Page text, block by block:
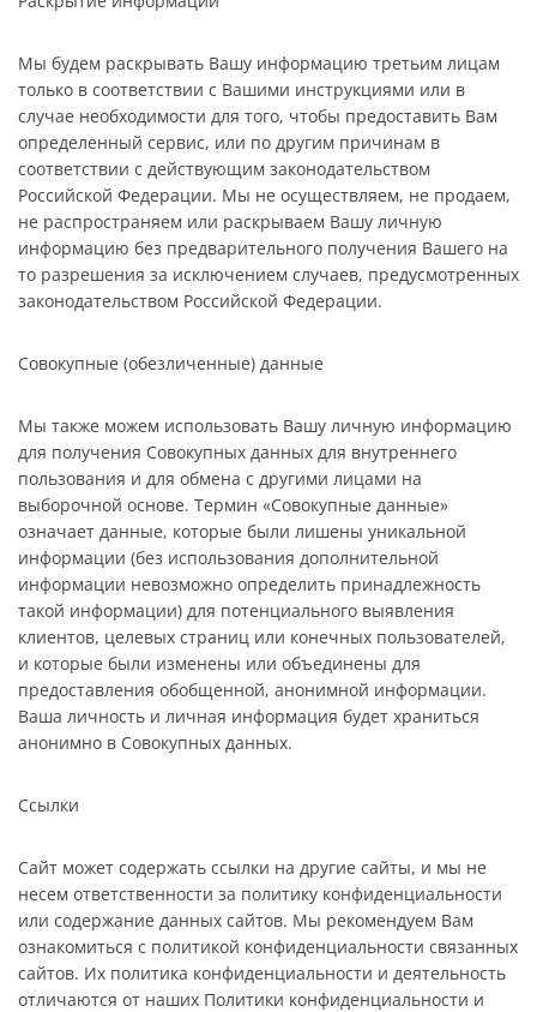
Мы будем раскрывать Вашу информацию третьим лицам
только в соответствии с Вашими инструкциями или в
случае необходимости для того, чтобы предоставить Вам
определенный сервис, или по другим причинам в
соответствии с действующим законодательством
Российской Федерации. Мы не осуществляем, не продаем,
не распространяем или раскрываем Вашу личную
информацию без предварительного получения Вашего на
то разрешения за исключением случаев, предусмотренных
законодательством Российской Федерации.
Совокупные (обезличенные) данные
Мы также можем использовать Вашу личную информацию
для получения Совокупных данных для внутреннего
пользования и для обмена с другими лицами на
выборочной основе. Термин «Совокупные данные»
означает данные, которые были лишены уникальной
информации (без использования дополнительной
информации невозможно определить принадлежность
такой информации) для потенциального выявления
клиентов, целевых страниц или конечных пользователей,
и которые были изменены или объединены для
предоставления обобщенной, анонимной информации.
Ваша личность и личная информация будет храниться
анонимно в Совокупных данных.
Ссылки
Сайт может содержать ссылки на другие сайты, и мы не
несем ответственности за политику конфиденциальности
или содержание данных сайтов. Мы рекомендуем Вам
ознакомиться с политикой конфиденциальности связанных
сайтов. Их политика конфиденциальности и деятельность
отличаются от наших Политики конфиденциальности и